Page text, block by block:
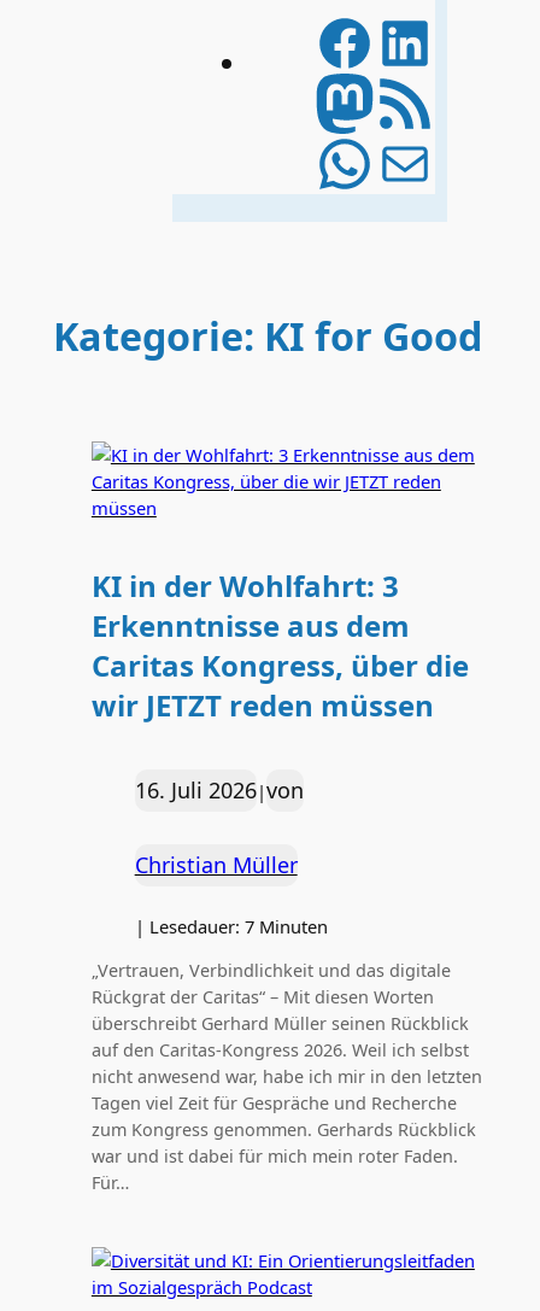
RSS-Feed
E-Mail
Kategorie: KI for Good
KI in der Wohlfahrt: 3
Erkenntnisse aus dem
Caritas Kongress, über die
wir JETZT reden müssen
16. Juli 2026|von
Christian Müller
| Lesedauer: 7 Minuten
„Vertrauen, Verbindlichkeit und das digitale
Rückgrat der Caritas“ – Mit diesen Worten
überschreibt Gerhard Müller seinen Rückblick
auf den Caritas-Kongress 2026. Weil ich selbst
nicht anwesend war, habe ich mir in den letzten
Tagen viel Zeit für Gespräche und Recherche
zum Kongress genommen. Gerhards Rückblick
war und ist dabei für mich mein roter Faden.
Für…